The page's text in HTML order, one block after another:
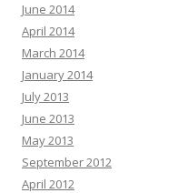
June 2014
April 2014
March 2014
January 2014
July 2013
June 2013
May 2013
September 2012
April 2012